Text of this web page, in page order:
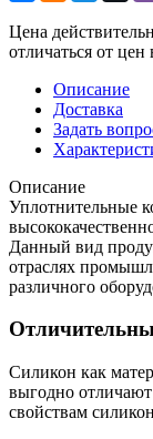
Цена
отличаться от
Описание
Доставка
Задать
Описание
Уплотнительные
Данный вид
отраслях
различного
Силикон как
выгодно отличают
свойствам